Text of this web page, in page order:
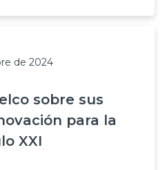
de 2024
sobre sus
para la
XXI